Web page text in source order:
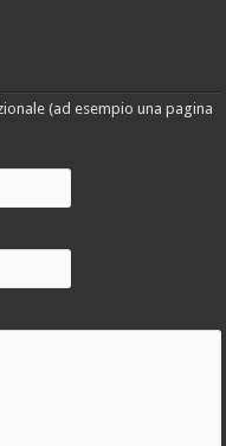
(ad esempio una pagina